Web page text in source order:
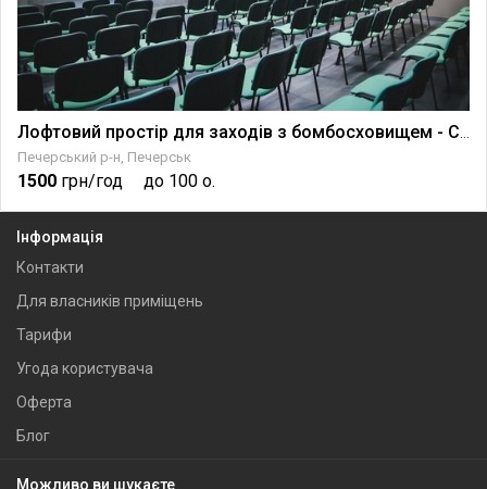
Печерський р-н, Печерськ
1500 грн/год до 100 о.
Інформація
Контакти
Для власників приміщень
Тарифи
Угода користувача
Оферта
Блог
Можливо ви шукаєте